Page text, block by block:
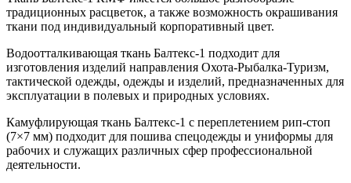
традиционных расцветок, а также возможность окрашивания
ткани под индивидуальный корпоративный цвет.
Водоотталкивающая ткань Балтекс-1 подходит для
изготовления изделий направления Охота-Рыбалка-Туризм,
тактической одежды, одежды и изделий, предназначенных для
эксплуатации в полевых и природных условиях.
Камуфлирующая ткань Балтекс-1 с переплетением рип-стоп
(7×7 мм) подходит для пошива спецодежды и униформы для
рабочих и служащих различных сфер профессиональной
деятельности.